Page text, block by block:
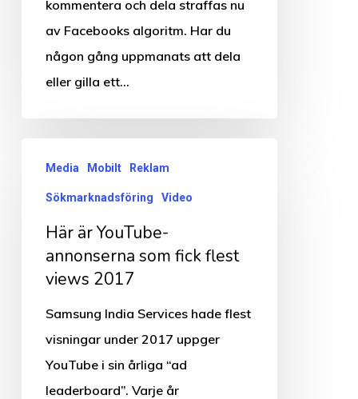
Facebook-
kommentera och dela straffas nu
av Facebooks algoritm. Har du
någon gång uppmanats att dela
eller gilla ett…
YouTube-
annonserna
Media Mobilt Reklam
Sökmarknadsföring Video
Här är YouTube-
annonserna som fick flest
views 2017
Samsung India Services hade flest
visningar under 2017 uppger
YouTube i sin årliga “ad
leaderboard”. Varje år